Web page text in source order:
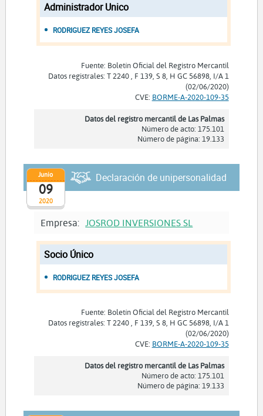
Administrador Unico
RODRIGUEZ REYES JOSEFA
Fuente: Boletín Oficial del Registro Mercantil
Datos registrales: T 2240 , F 139, S 8, H GC 56898, I/A 1
(02/06/2020)
CVE: BORME-A-2020-109-35
Datos del registro mercantil de Las Palmas
Número de acto: 175.101
Número de página: 19.133
2020
Junio
09
Declaración de unipersonalidad
Empresa: JOSROD INVERSIONES SL
Socio Único
RODRIGUEZ REYES JOSEFA
Fuente: Boletín Oficial del Registro Mercantil
Datos registrales: T 2240 , F 139, S 8, H GC 56898, I/A 1
(02/06/2020)
CVE: BORME-A-2020-109-35
Datos del registro mercantil de Las Palmas
Número de acto: 175.101
Número de página: 19.133